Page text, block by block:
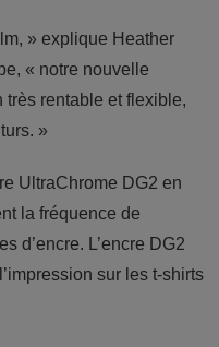
» explique Heather
« notre nouvelle
rentable et flexible,
»
UltraChrome DG2 en
la fréquence de
d’encre. L’encre DG2
sur les t-shirts